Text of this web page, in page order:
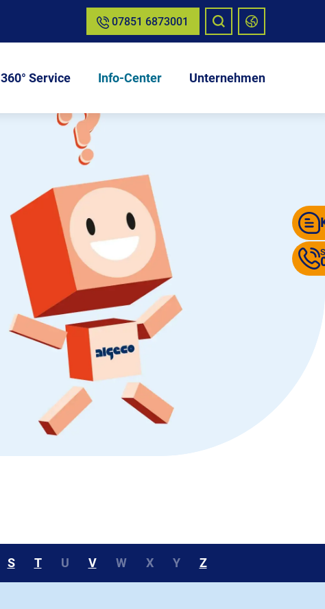
07851 6873001
360° Service Info-Center Unternehmen
S T U V W X Y Z